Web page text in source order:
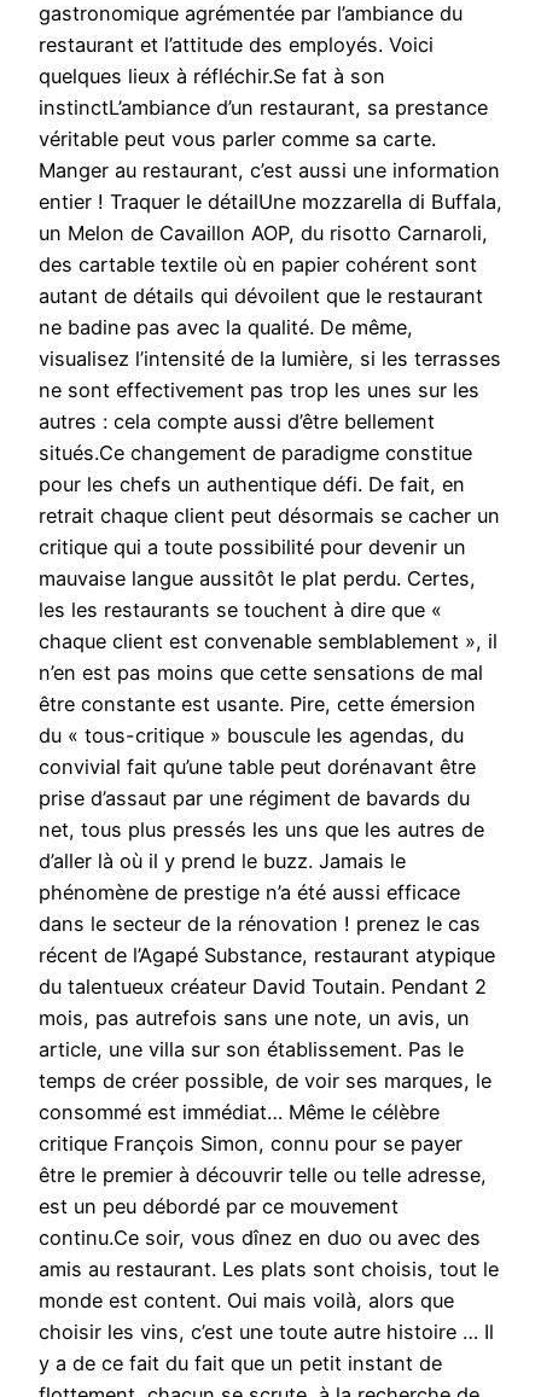
gastronomique agrémentée par l’ambiance du
restaurant et l’attitude des employés. Voici
quelques lieux à réfléchir.Se fat à son
instinctL’ambiance d’un restaurant, sa prestance
véritable peut vous parler comme sa carte.
Manger au restaurant, c’est aussi une information
entier ! Traquer le détailUne mozzarella di Buffala,
un Melon de Cavaillon AOP, du risotto Carnaroli,
des cartable textile où en papier cohérent sont
autant de détails qui dévoilent que le restaurant
ne badine pas avec la qualité. De même,
visualisez l’intensité de la lumière, si les terrasses
ne sont effectivement pas trop les unes sur les
autres : cela compte aussi d’être bellement
situés.Ce changement de paradigme constitue
pour les chefs un authentique défi. De fait, en
retrait chaque client peut désormais se cacher un
critique qui a toute possibilité pour devenir un
mauvaise langue aussitôt le plat perdu. Certes,
les les restaurants se touchent à dire que «
chaque client est convenable semblablement », il
n’en est pas moins que cette sensations de mal
être constante est usante. Pire, cette émersion
du « tous-critique » bouscule les agendas, du
convivial fait qu’une table peut dorénavant être
prise d’assaut par une régiment de bavards du
net, tous plus pressés les uns que les autres de
d’aller là où il y prend le buzz. Jamais le
phénomène de prestige n’a été aussi efficace
dans le secteur de la rénovation ! prenez le cas
récent de l’Agapé Substance, restaurant atypique
du talentueux créateur David Toutain. Pendant 2
mois, pas autrefois sans une note, un avis, un
article, une villa sur son établissement. Pas le
temps de créer possible, de voir ses marques, le
consommé est immédiat… Même le célèbre
critique François Simon, connu pour se payer
être le premier à découvrir telle ou telle adresse,
est un peu débordé par ce mouvement
continu.Ce soir, vous dînez en duo ou avec des
amis au restaurant. Les plats sont choisis, tout le
monde est content. Oui mais voilà, alors que
choisir les vins, c’est une toute autre histoire … Il
y a de ce fait du fait que un petit instant de